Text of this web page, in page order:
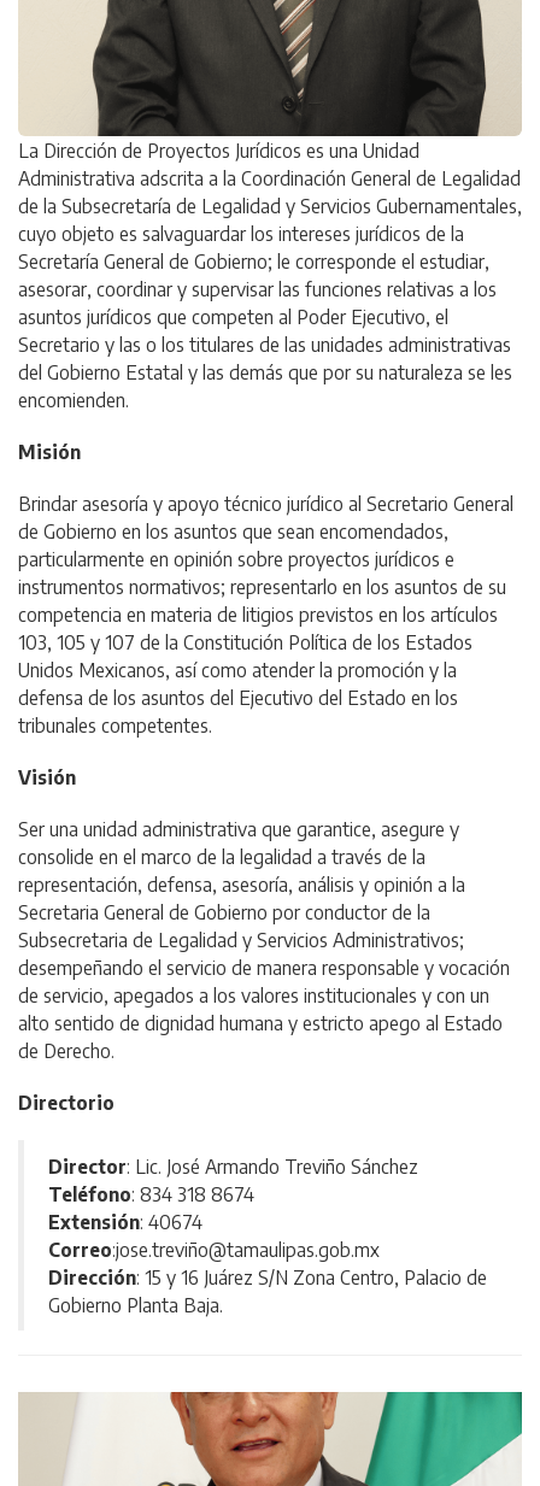
La Dirección de Proyectos Jurídicos es una Unidad
Administrativa adscrita a la Coordinación General de Legalidad
de la Subsecretaría de Legalidad y Servicios Gubernamentales,
cuyo objeto es salvaguardar los intereses jurídicos de la
Secretaría General de Gobierno; le corresponde el estudiar,
asesorar, coordinar y supervisar las funciones relativas a los
asuntos jurídicos que competen al Poder Ejecutivo, el
Secretario y las o los titulares de las unidades administrativas
del Gobierno Estatal y las demás que por su naturaleza se les
encomienden.
Misión
Brindar asesoría y apoyo técnico jurídico al Secretario General
de Gobierno en los asuntos que sean encomendados,
particularmente en opinión sobre proyectos jurídicos e
instrumentos normativos; representarlo en los asuntos de su
competencia en materia de litigios previstos en los artículos
103, 105 y 107 de la Constitución Política de los Estados
Unidos Mexicanos, así como atender la promoción y la
defensa de los asuntos del Ejecutivo del Estado en los
tribunales competentes.
Visión
Ser una unidad administrativa que garantice, asegure y
consolide en el marco de la legalidad a través de la
representación, defensa, asesoría, análisis y opinión a la
Secretaria General de Gobierno por conductor de la
Subsecretaria de Legalidad y Servicios Administrativos;
desempeñando el servicio de manera responsable y vocación
de servicio, apegados a los valores institucionales y con un
alto sentido de dignidad humana y estricto apego al Estado
de Derecho.
Directorio
Director: Lic. José Armando Treviño Sánchez
Teléfono: 834 318 8674
Extensión: 40674
Correo:jose.treviño@tamaulipas.gob.mx
Dirección: 15 y 16 Juárez S/N Zona Centro, Palacio de
Gobierno Planta Baja.